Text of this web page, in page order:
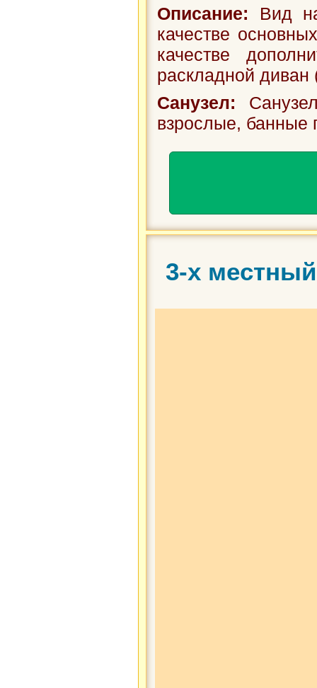
Описание: Вид
качестве
качестве
раскладной диван
Санузел:
взрослые, банные
3-х